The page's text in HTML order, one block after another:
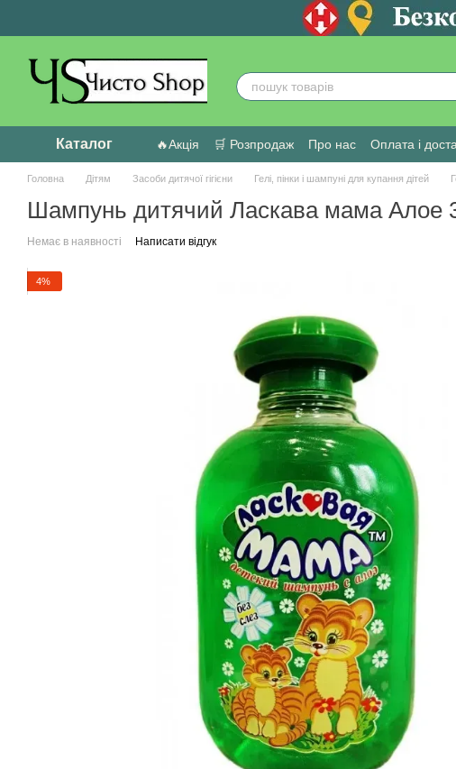
Каталог 🔥Акція 🛒 Розпродаж Про нас Оплата і
Головна Дітям Засоби дитячої гігієни Гелі, пінки і шампуні для купання дітей
Шампунь дитячий Ласкава мама Алое
Немає в наявності Написати відгук
4%